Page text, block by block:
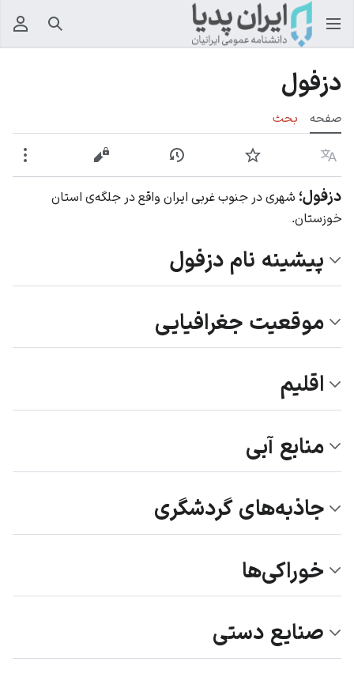
جستجو
دزفول
صفحه بحث
زبان پیگیری نمایش تاریخچهنمایش مبدأ
دزفول؛ شهری در جنوب غربی ایران واقع در جلگه‌ی استان
خوزستان.
پیشینه نام دزفول
موقعیت جغرافیایی
اقلیم
منابع آبی
جاذبه‌های گردشگری
خوراکی‌ها
صنایع دستی